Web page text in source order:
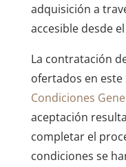
adquisición a
accesible desde
La contratación
ofertados en este
Condiciones
aceptación
completar el
condiciones se